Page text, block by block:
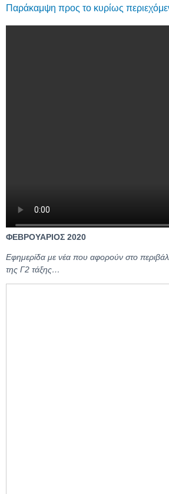
ΦΕΒΡΟΥΑΡΙΟΣ 2020
Εφημερίδα με νέα που αφορούν στο
της Γ2 τάξης…